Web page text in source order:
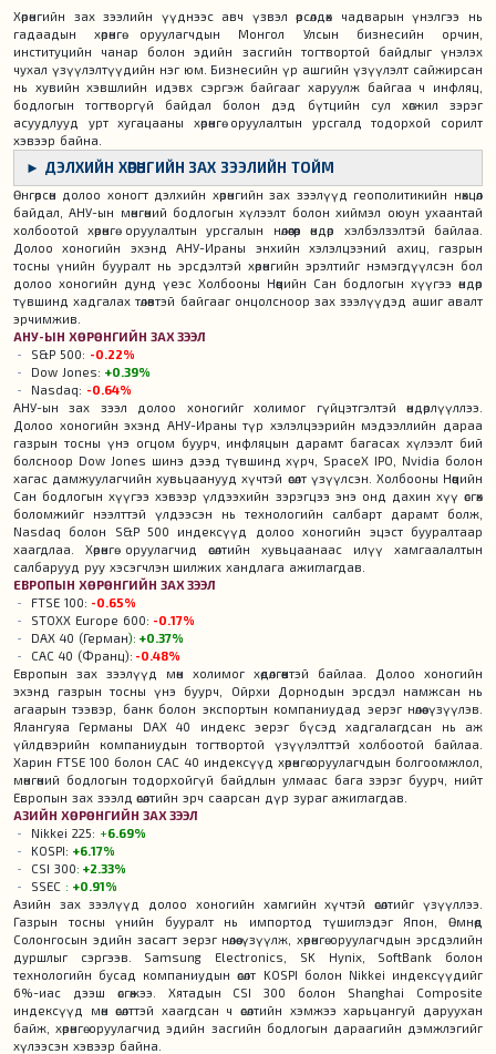
Хөрөнгийн зах зээлийн үүднээс авч үзвэл өрсөлдөх чадварын үнэлгээ нь
гадаадын хөрөнгө оруулагчдын Монгол Улсын бизнесийн орчин,
институцийн чанар болон эдийн засгийн тогтвортой байдлыг үнэлэх
чухал үзүүлэлтүүдийн нэг юм. Бизнесийн үр ашгийн үзүүлэлт сайжирсан
нь хувийн хэвшлийн идэвх сэргэж байгааг харуулж байгаа ч инфляц,
бодлогын тогтворгүй байдал болон дэд бүтцийн сул хөгжил зэрэг
асуудлууд урт хугацааны хөрөнгө оруулалтын урсгалд тодорхой сорилт
хэвээр байна.
► ДЭЛХИЙН ХӨРӨНГИЙН ЗАХ ЗЭЭЛИЙН ТОЙМ
Өнгөрсөн долоо хоногт дэлхийн хөрөнгийн зах зээлүүд геополитикийн нөхцөл
байдал, АНУ-ын мөнгөний бодлогын хүлээлт болон хиймэл оюун ухаантай
холбоотой хөрөнгө оруулалтын урсгалын нөлөөгөөр өндөр хэлбэлзэлтэй байлаа.
Долоо хоногийн эхэнд АНУ-Ираны энхийн хэлэлцээний ахиц, газрын
тосны үнийн бууралт нь эрсдэлтэй хөрөнгийн эрэлтийг нэмэгдүүлсэн бол
долоо хоногийн дунд үеэс Холбооны Нөөцийн Сан бодлогын хүүгээ өндөр
түвшинд хадгалах төлөвтэй байгааг онцолсноор зах зээлүүдэд ашиг авалт
эрчимжив.
АНУ-ЫН ХӨРӨНГИЙН ЗАХ ЗЭЭЛ
S&P 500: -0.22%
Dow Jones: +0.39%
Nasdaq: -0.64%
АНУ-ын зах зээл долоо хоногийг холимог гүйцэтгэлтэй өндөрлүүллээ.
Долоо хоногийн эхэнд АНУ-Ираны түр хэлэлцээрийн мэдээллийн дараа
газрын тосны үнэ огцом буурч, инфляцын дарамт багасах хүлээлт бий
болсноор Dow Jones шинэ дээд түвшинд хүрч, SpaceX IPO, Nvidia болон
хагас дамжуулагчийн хувьцаанууд хүчтэй өсөлт үзүүлсэн. Холбооны Нөөцийн
Сан бодлогын хүүгээ хэвээр үлдээхийн зэрэгцээ энэ онд дахин хүү өсгөх
боломжийг нээлттэй үлдээсэн нь технологийн салбарт дарамт болж,
Nasdaq болон S&P 500 индексүүд долоо хоногийн эцэст бууралтаар
хаагдлаа. Хөрөнгө оруулагчид өсөлтийн хувьцаанаас илүү хамгаалалтын
салбарууд руу хэсэгчлэн шилжих хандлага ажиглагдав.
ЕВРОПЫН ХӨРӨНГИЙН ЗАХ ЗЭЭЛ
FTSE 100: -0.65%
STOXX Europe 600: -0.17%
DAX 40 (Герман):+0.37%
CAC 40 (Франц): -0.48%
Европын зах зээлүүд мөн холимог хөдөлгөөнтэй байлаа. Долоо хоногийн
эхэнд газрын тосны үнэ буурч, Ойрхи Дорнодын эрсдэл намжсан нь
агаарын тээвэр, банк болон экспортын компаниудад эерэг нөлөө үзүүлэв.
Ялангуяа Германы DAX 40 индекс эерэг бүсэд хадгалагдсан нь аж
үйлдвэрийн компаниудын тогтвортой үзүүлэлттэй холбоотой байлаа.
Харин FTSE 100 болон CAC 40 индексүүд хөрөнгө оруулагчдын болгоомжлол,
мөнгөний бодлогын тодорхойгүй байдлын улмаас бага зэрэг буурч, нийт
Европын зах зээлд өсөлтийн эрч саарсан дүр зураг ажиглагдав.
АЗИЙН ХӨРӨНГИЙН ЗАХ ЗЭЭЛ
Nikkei 225: +6.69%
KOSPI: +6.17%
CSI 300: +2.33%
SSEC : +0.91%
Азийн зах зээлүүд долоо хоногийн хамгийн хүчтэй өсөлтийг үзүүллээ.
Газрын тосны үнийн бууралт нь импортод түшиглэдэг Япон, Өмнөд
Солонгосын эдийн засагт эерэг нөлөө үзүүлж, хөрөнгө оруулагчдын эрсдэлийн
дуршлыг сэргээв. Samsung Electronics, SK Hynix, SoftBank болон
технологийн бусад компаниудын өсөлт KOSPI болон Nikkei индексүүдийг
6%-иас дээш өсгөжээ. Хятадын CSI 300 болон Shanghai Composite
индексүүд мөн өсөлттэй хаагдсан ч өсөлтийн хэмжээ харьцангуй даруухан
байж, хөрөнгө оруулагчид эдийн засгийн бодлогын дараагийн дэмжлэгийг
хүлээсэн хэвээр байна.